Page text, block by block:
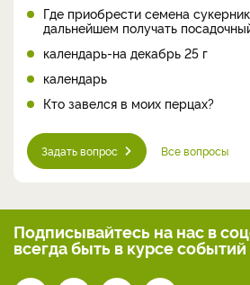
Где приобрести семена
дальнейшем получать
календарь-на декабрь 25 г
календарь
Кто завелся в моих перцах?
Задать вопрос Все вопросы
Подписывайтесь на нас в
всегдабыть в курсе событий